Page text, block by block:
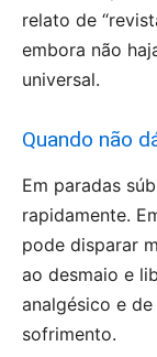
relato de
embora não
universal.
Quando não
Em paradas
rapidamente.
pode disparar
ao desmaio e
analgésico e
sofrimento.